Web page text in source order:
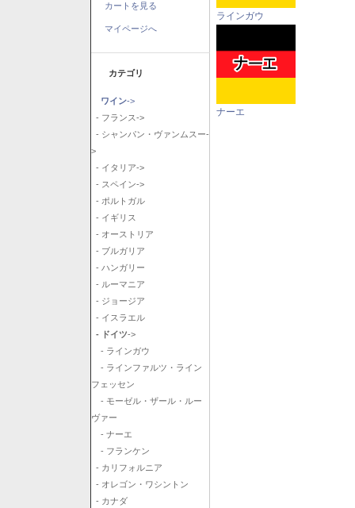
カートを見る
マイページへ
カテゴリ
ワイン->
- フランス->
- シャンパン・ヴァンムスー-
>
- イタリア->
- スペイン->
- ポルトガル
- イギリス
- オーストリア
- ブルガリア
- ハンガリー
- ルーマニア
- ジョージア
- イスラエル
- ドイツ->
- ラインガウ
- ラインファルツ・ライン
フェッセン
- モーゼル・ザール・ルー
ヴァー
- ナーエ
- フランケン
- カリフォルニア
- オレゴン・ワシントン
- カナダ
ラインガウ
ナーエ